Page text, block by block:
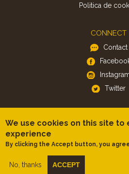
Politica de
CONNECT
Contact
Twitter
Android
We use cookies on this site to
experience
By clicking the Accept button, you
No, thanks ACCEPT